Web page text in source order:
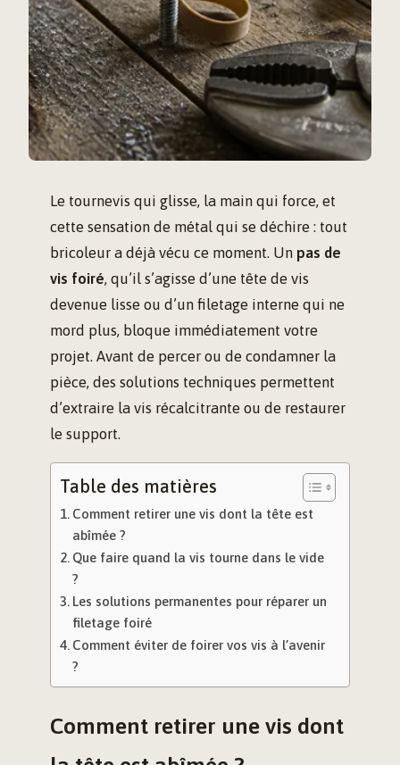
Le tournevis qui glisse, la main qui force, et
cette sensation de métal qui se déchire : tout
bricoleur a déjà vécu ce moment. Un pas de
vis foiré, qu’il s’agisse d’une tête de vis
devenue lisse ou d’un filetage interne qui ne
mord plus, bloque immédiatement votre
projet. Avant de percer ou de condamner la
pièce, des solutions techniques permettent
d’extraire la vis récalcitrante ou de restaurer
le support.
Table des matières
Comment retirer une vis dont la tête est
abîmée ?
Que faire quand la vis tourne dans le vide
?
Les solutions permanentes pour réparer un
filetage foiré
Comment éviter de foirer vos vis à l’avenir
?
Comment retirer une vis dont